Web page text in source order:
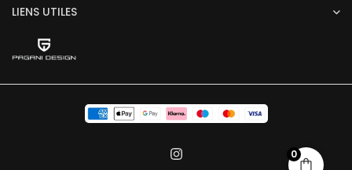
LIENS UTILES
0